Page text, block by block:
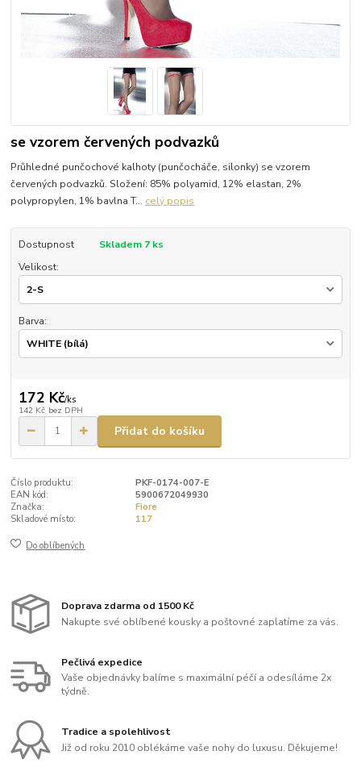
se vzorem červených podvazků
Průhledné punčochové kalhoty (punčocháče, silonky) se vzorem
červených podvazků. Složení: 85% polyamid, 12% elastan, 2%
polypropylen, 1% bavlna T... celý popis
Dostupnost
Skladem 7 ks
Velikost:
Barva:
172 Kč/ks
142 Kč bez DPH
Přidat do košíku
Číslo produktu:
PKF-0174-007-E
EAN kód:
5900672049930
Značka:
Fiore
Skladové místo:
117
Do oblíbených
Doprava zdarma od 1500 Kč
Nakupte své oblíbené kousky a poštovné zaplatíme za vás.
Pečlivá expedice
Vaše objednávky balíme s maximální péčí a odesíláme 2x
týdně.
Tradice a spolehlivost
Již od roku 2010 oblékáme vaše nohy do luxusu. Děkujeme!